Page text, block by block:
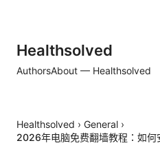
Healthsolved
AuthorsAbout — Healthsolved
Healthsolved › General ›
2026年电脑免费翻墙教程：如何